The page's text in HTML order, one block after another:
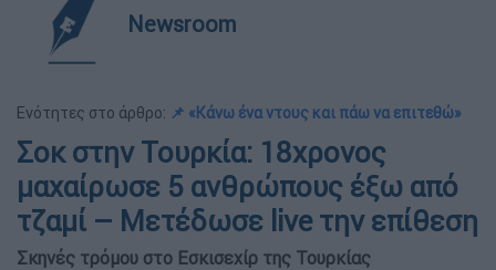
Newsroom
Ενότητες στο άρθρο: 📌 «Κάνω ένα ντους και πάω να επιτεθώ»
Σοκ στην Τουρκία: 18χρονος
μαχαίρωσε 5 ανθρώπους έξω από
τζαμί – Μετέδωσε live την επίθεση
Σκηνές τρόμου στο Εσκισεχίρ της Τουρκίας